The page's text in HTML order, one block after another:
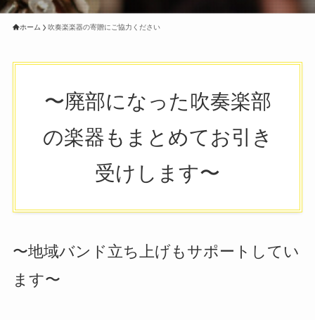
ホーム 吹奏楽楽器の寄贈にご協力ください
〜廃部になった吹奏楽部
の楽器もまとめてお引き
受けします〜
〜地域バンド立ち上げもサポートしてい
ます〜